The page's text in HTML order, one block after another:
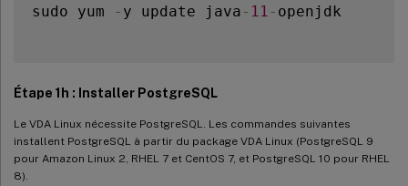
sudo yum - y update java - 11 - openjdk
Étape 1h : Installer PostgreSQL
Le VDA Linux nécessite PostgreSQL. Les commandes suivantes
installent PostgreSQL à partir du package VDA Linux (PostgreSQL 9
pour Amazon Linux 2, RHEL 7 et CentOS 7, et PostgreSQL 10 pour RHEL
8).